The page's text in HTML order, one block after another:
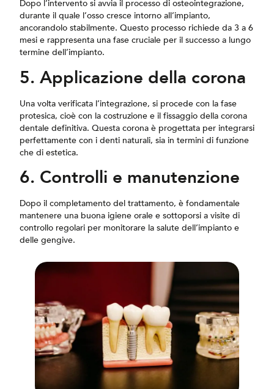
Dopo l’intervento si avvia il processo di osteointegrazione,
durante il quale l’osso cresce intorno all’impianto,
ancorandolo stabilmente. Questo processo richiede da 3 a 6
mesi e rappresenta una fase cruciale per il successo a lungo
termine dell’impianto.
5. Applicazione della corona
Una volta verificata l’integrazione, si procede con la fase
protesica, cioè con la costruzione e il fissaggio della corona
dentale definitiva. Questa corona è progettata per integrarsi
perfettamente con i denti naturali, sia in termini di funzione
che di estetica.
6. Controlli e manutenzione
Dopo il completamento del trattamento, è fondamentale
mantenere una buona igiene orale e sottoporsi a visite di
controllo regolari per monitorare la salute dell’impianto e
delle gengive.